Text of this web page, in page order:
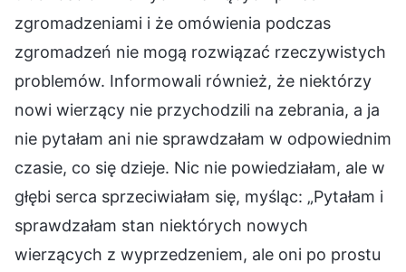
zgromadzeniami i że omówienia podczas
zgromadzeń nie mogą rozwiązać rzeczywistych
problemów. Informowali również, że niektórzy
nowi wierzący nie przychodzili na zebrania, a ja
nie pytałam ani nie sprawdzałam w odpowiednim
czasie, co się dzieje. Nic nie powiedziałam, ale w
głębi serca sprzeciwiałam się, myśląc: „Pytałam i
sprawdzałam stan niektórych nowych
wierzących z wyprzedzeniem, ale oni po prostu